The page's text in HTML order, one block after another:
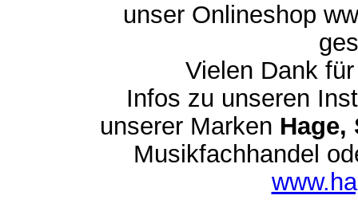
unser Onlineshop
Vielen Dank
Infos zu unseren
unserer Marken Hage,
Musikfachhandel